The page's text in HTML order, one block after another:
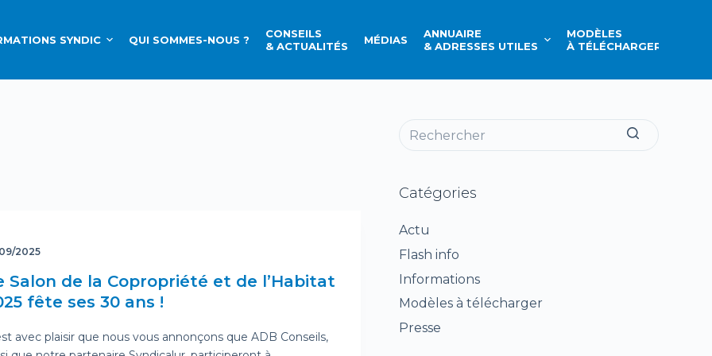
SYNDIC QUI SOMMES-NOUS ?
CONSEILS
& ACTUALITÉS
MÉDIAS
ANNUAIRE
& ADRESSES UTILES
MODÈLES
À TÉLÉCHARGER
2025
Salon de la Copropriété et de l’Habitat
fête ses 30 ans !
avec plaisir que nous vous annonçons que ADB Conseils,
Catégories
Actu
Flash info
Informations
Modèles à télécharger
Presse